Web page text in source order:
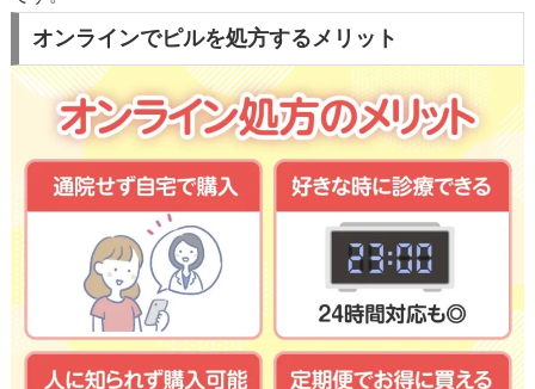
オンラインでピルを処方するメリット